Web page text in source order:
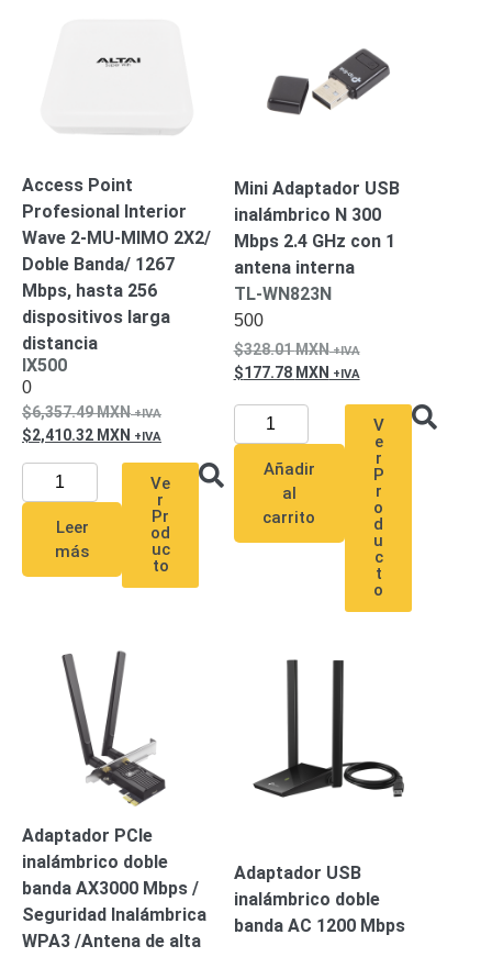
AlcanceUPS
Kits-
Sistemas
IP
Megapixel TurboHD
de 4
Canales TurboHD
de 8
Monitores
Pantallas
y
Mobiliario
Accesorios
Mobiliario
Apoyo
Pantallas
/
Protección
Contra
Descargas
Corriente
AlternaCorriente
Directa
Servidores
Almacenamiento
AccesoriosDiscos
Duros
Mecánicos
(HDD)Memorias
Access Point
Profesional Interior
Wave 2-MU-MIMO 2X2/
Doble Banda/ 1267
Mbps, hasta 256
dispositivos larga
distancia
IX500
0
6,357.49MXN
2,410.32 MXN
Leer
más
Ve
r
Pr
od
uc
to
Mini Adaptador USB
inalámbrico N 300
Mbps 2.4 GHz con 1
antena interna
TL-WN823N
500
328.01MXN
177.78 MXN
Añadir
al
carrito
V
e
r
P
r
o
d
u
c
t
o
Adaptador PCIe
inalámbrico doble
banda AX3000 Mbps /
Seguridad Inalámbrica
WPA3 /Antena de alta
Adaptador USB
inalámbrico doble
banda AC 1200 Mbps